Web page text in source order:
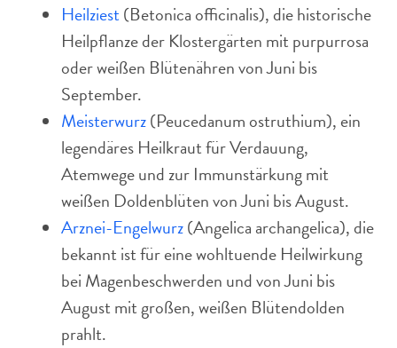
Heilziest(Betonica officinalis), die historische
Heilpflanze der Klostergärten mit purpurrosa
oder weißen Blütenähren von Juni bis
September.
Meisterwurz(Peucedanum ostruthium), ein
legendäres Heilkraut für Verdauung,
Atemwege und zur Immunstärkung mit
weißen Doldenblüten von Juni bis August.
Arznei-Engelwurz(Angelica archangelica), die
bekannt ist für eine wohltuende Heilwirkung
bei Magenbeschwerden und von Juni bis
August mit großen, weißen Blütendolden
prahlt.